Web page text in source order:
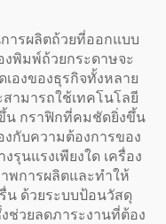
การผลิตถ้วยที่ออกแบบ
งพิมพ์ถ้วยกระดาษจะ
องของธุรกิจทั้งหลาย
ามารถใช้เทคโนโลยี
น กราฟิกที่คมชัดยิ่งขึ้น
กับความต้องการของ
นแรงเพียงใด เครื่อง
พการผลิตและทำให้
น ด้วยระบบป้อนวัสดุ
ช่วยลดภาระงานที่ต้อง